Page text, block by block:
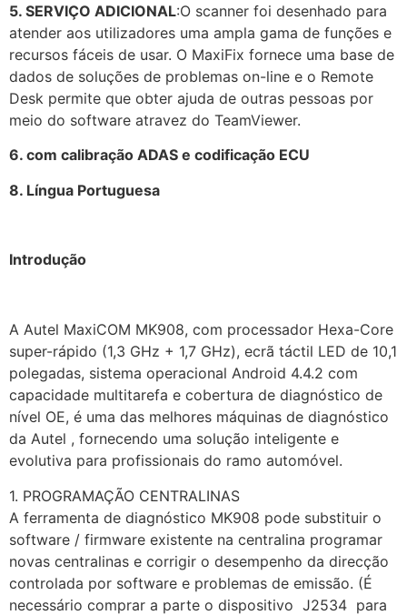
5. SERVIÇO ADICIONAL:O scanner foi desenhado para
atender aos utilizadores uma ampla gama de funções e
recursos fáceis de usar. O MaxiFix fornece uma base de
dados de soluções de problemas on-line e o Remote
Desk permite que obter ajuda de outras pessoas por
meio do software atravez do TeamViewer.
6. com calibração ADAS e codificação ECU
8. Língua Portuguesa
Introdução
A Autel MaxiCOM MK908, com processador Hexa-Core
super-rápido (1,3 GHz + 1,7 GHz), ecrã táctil LED de 10,1
polegadas, sistema operacional Android 4.4.2 com
capacidade multitarefa e cobertura de diagnóstico de
nível OE, é uma das melhores máquinas de diagnóstico
da Autel , fornecendo uma solução inteligente e
evolutiva para profissionais do ramo automóvel.
1. PROGRAMAÇÃO CENTRALINAS
A ferramenta de diagnóstico MK908 pode substituir o
software / firmware existente na centralina programar
novas centralinas e corrigir o desempenho da direcção
controlada por software e problemas de emissão. (É
necessário comprar a parte o dispositivo J2534 para